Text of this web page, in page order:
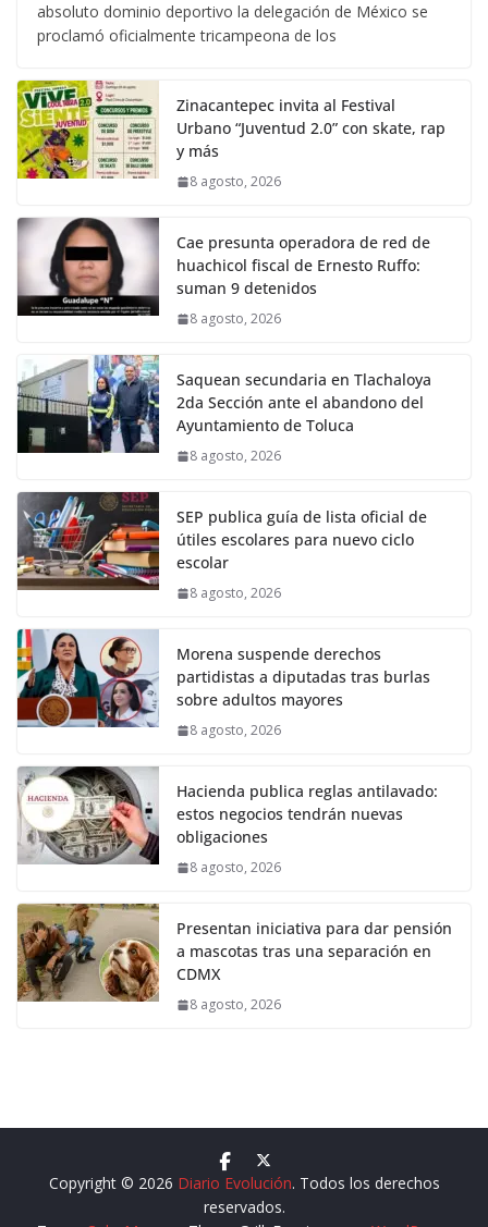
absoluto dominio deportivo la delegación de México se
proclamó oficialmente tricampeona de los
Zinacantepec invita al Festival
Urbano “Juventud 2.0” con skate, rap
y más
8 agosto, 2026
Cae presunta operadora de red de
huachicol fiscal de Ernesto Ruffo:
suman 9 detenidos
8 agosto, 2026
Saquean secundaria en Tlachaloya
2da Sección ante el abandono del
Ayuntamiento de Toluca
8 agosto, 2026
SEP publica guía de lista oficial de
útiles escolares para nuevo ciclo
escolar
8 agosto, 2026
Morena suspende derechos
partidistas a diputadas tras burlas
sobre adultos mayores
8 agosto, 2026
Hacienda publica reglas antilavado:
estos negocios tendrán nuevas
obligaciones
8 agosto, 2026
Presentan iniciativa para dar pensión
a mascotas tras una separación en
CDMX
8 agosto, 2026
Copyright © 2026 Diario Evolución. Todos los derechos
reservados.